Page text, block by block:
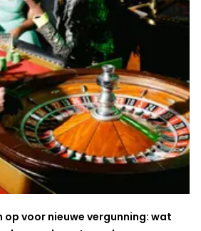
op voor nieuwe vergunning: wat